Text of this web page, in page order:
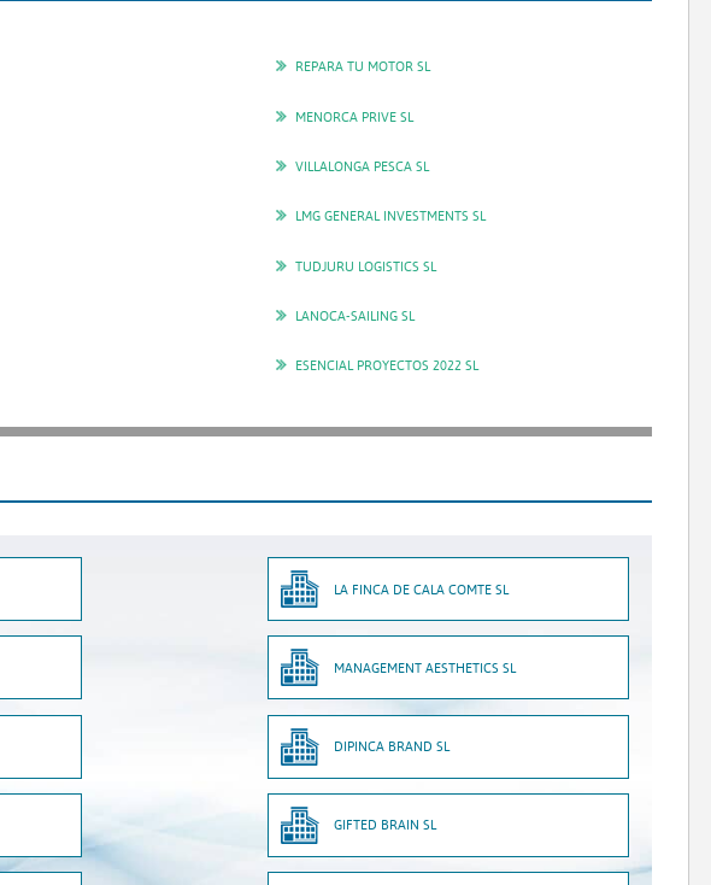
REPARA TU MOTOR SL
MENORCA PRIVE SL
VILLALONGA PESCA SL
LMG GENERAL INVESTMENTS SL
TUDJURU LOGISTICS SL
LANOCA-SAILING SL
ESENCIAL PROYECTOS 2022 SL
LA FINCA DE CALA COMTE SL
MANAGEMENT AESTHETICS SL
DIPINCA BRAND SL
GIFTED BRAIN SL